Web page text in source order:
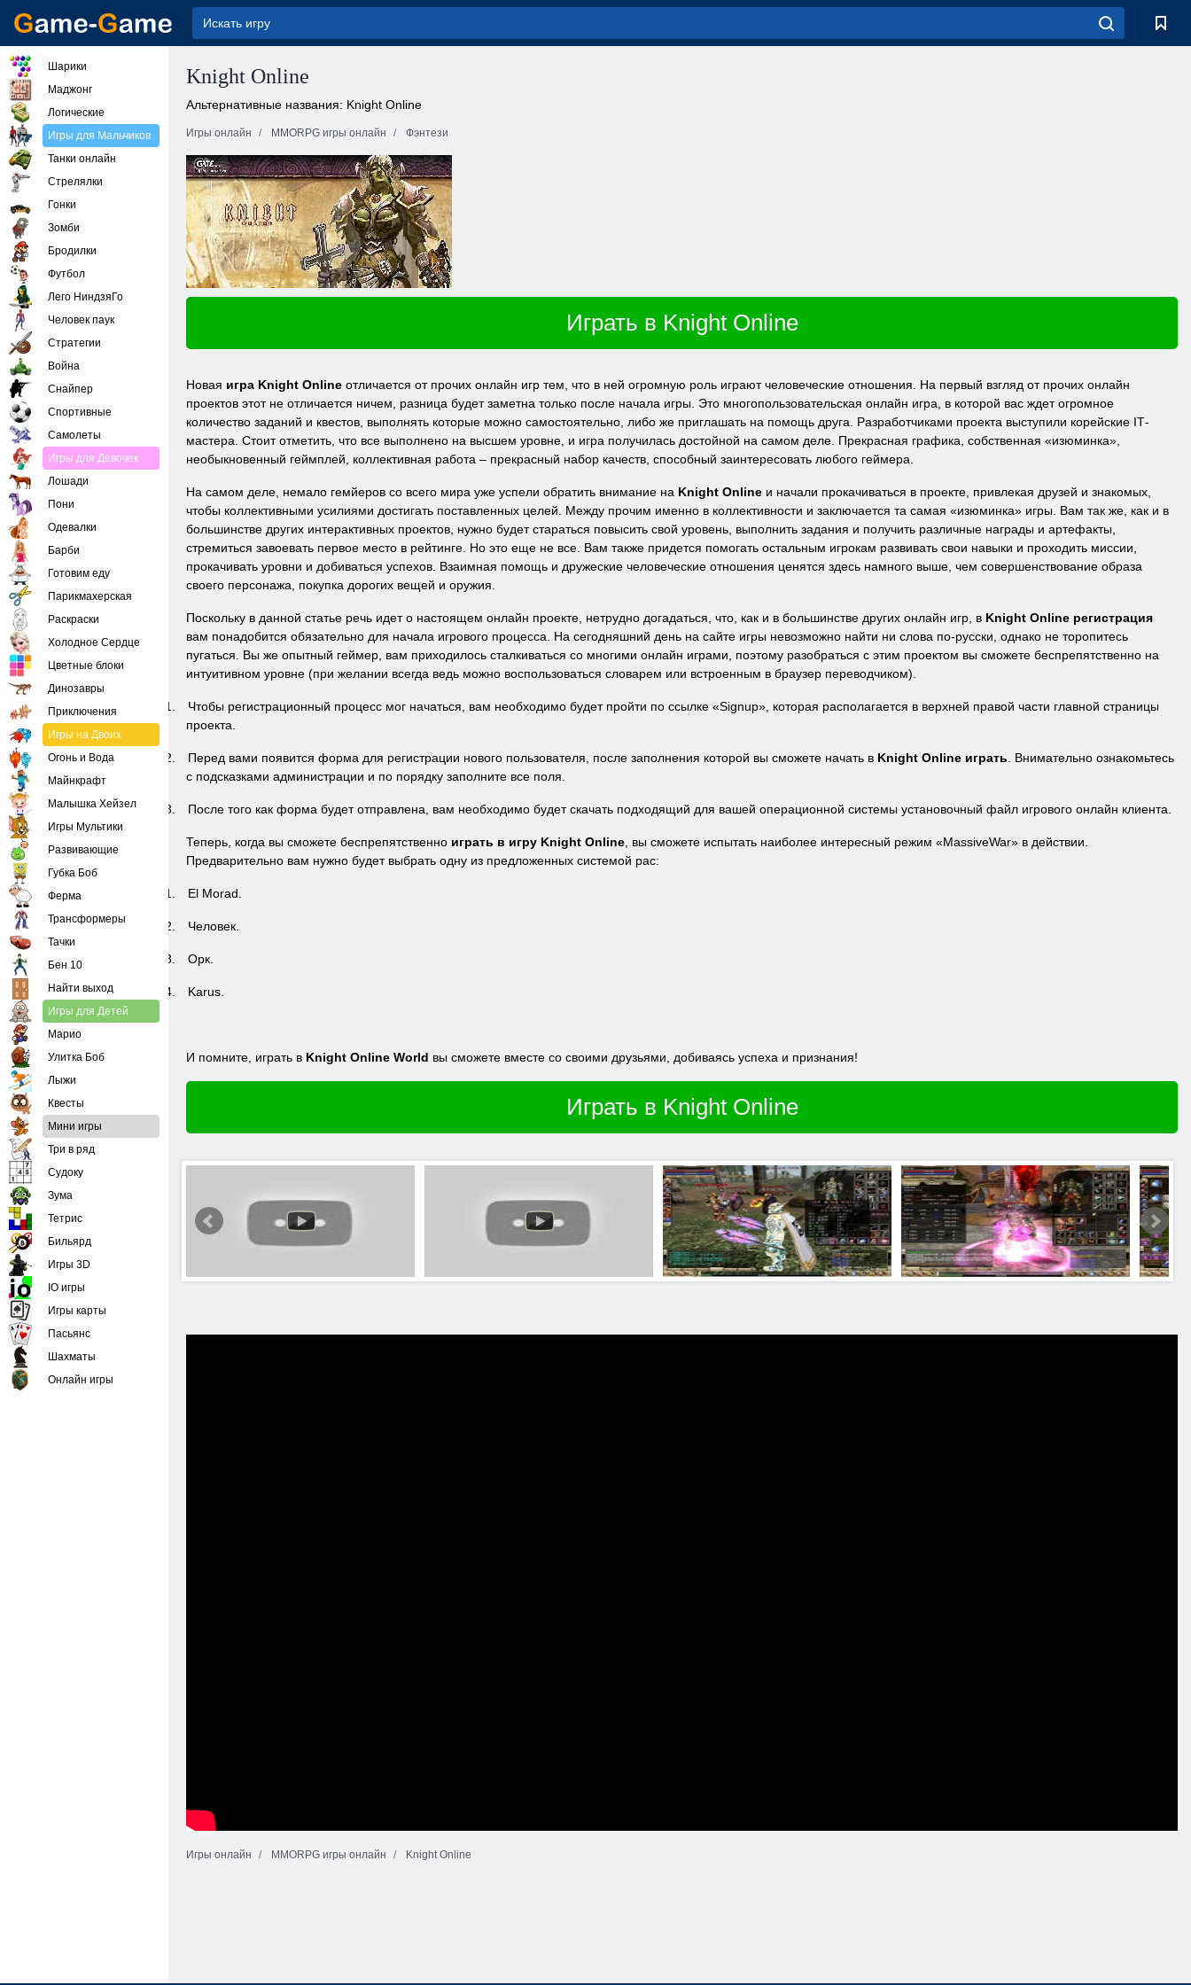
Knight Online
Альтернативные названия: Knight Online
Игры онлайн MMORPG игры онлайн Фэнтези
Играть в Knight Online
Новая игра Knight Online отличается от прочих онлайн игр тем, что в ней огромную роль играют человеческие отношения. На первый взгляд от прочих онлайн
проектов этот не отличается ничем, разница будет заметна только после начала игры. Это многопользовательская онлайн игра, в которой вас ждет огромное
количество заданий и квестов, выполнять которые можно самостоятельно, либо же приглашать на помощь друга. Разработчиками проекта выступили корейские IT-
мастера. Стоит отметить, что все выполнено на высшем уровне, и игра получилась достойной на самом деле. Прекрасная графика, собственная «изюминка»,
необыкновенный геймплей, коллективная работа – прекрасный набор качеств, способный заинтересовать любого геймера.
На самом деле, немало гемйеров со всего мира уже успели обратить внимание на Knight Online и начали прокачиваться в проекте, привлекая друзей и знакомых,
чтобы коллективными усилиями достигать поставленных целей. Между прочим именно в коллективности и заключается та самая «изюминка» игры. Вам так же, как и в
большинстве других интерактивных проектов, нужно будет стараться повысить свой уровень, выполнить задания и получить различные награды и артефакты,
стремиться завоевать первое место в рейтинге. Но это еще не все. Вам также придется помогать остальным игрокам развивать свои навыки и проходить миссии,
прокачивать уровни и добиваться успехов. Взаимная помощь и дружеские человеческие отношения ценятся здесь намного выше, чем совершенствование образа
своего персонажа, покупка дорогих вещей и оружия.
Поскольку в данной статье речь идет о настоящем онлайн проекте, нетрудно догадаться, что, как и в большинстве других онлайн игр, в Knight Online регистрация
вам понадобится обязательно для начала игрового процесса. На сегодняшний день на сайте игры невозможно найти ни слова по-русски, однако не торопитесь
пугаться. Вы же опытный геймер, вам приходилось сталкиваться со многими онлайн играми, поэтому разобраться с этим проектом вы сможете беспрепятственно на
интуитивном уровне (при желании всегда ведь можно воспользоваться словарем или встроенным в браузер переводчиком).
1. Чтобы регистрационный процесс мог начаться, вам необходимо будет пройти по ссылке «Signup», которая располагается в верхней правой части главной страницы
проекта.
2. Перед вами появится форма для регистрации нового пользователя, после заполнения которой вы сможете начать в Knight Online играть . Внимательно ознакомьтесь
с подсказками администрации и по порядку заполните все поля.
3. После того как форма будет отправлена, вам необходимо будет скачать подходящий для вашей операционной системы установочный файл игрового онлайн клиента.
Теперь, когда вы сможете беспрепятственно играть в игру Knight Online , вы сможете испытать наиболее интересный режим «MassiveWar» в действии.
Предварительно вам нужно будет выбрать одну из предложенных системой рас:
1. El Morad
2. Человек.
3. Орк.
4. Karus
И помните, играть в Knight Online World вы сможете вместе со своими друзьями, добиваясь успеха и признания!
Играть в Knight Online
Игры онлайн MMORPG игры онлайн Knight Online
Шарики
Маджонг
Логические
Игры для Мальчиков
Танки онлайн
Стрелялки
Гонки
Зомби
Бродилки
Футбол
Лего НиндзяГо
Человек паук
Стратегии
Война
Снайпер
Спортивные
Самолеты
Игры для Девочек
Лошади
Пони
Одевалки
Барби
Готовим еду
Парикмахерская
Раскраски
Холодное Сердце
Цветные блоки
Динозавры
Приключения
Игры на Двоих
Огонь и Вода
Майнкрафт
Малышка Хейзел
Игры Мультики
Развивающие
Губка Боб
Ферма
Трансформеры
Тачки
Бен 10
Найти выход
Игры для Детей
Марио
Улитка Боб
Лыжи
Квесты
Мини игры
Три в ряд
Судоку
Зума
Тетрис
Бильярд
Игры 3D
IO игры
Игры карты
Пасьянс
Шахматы
Онлайн игры